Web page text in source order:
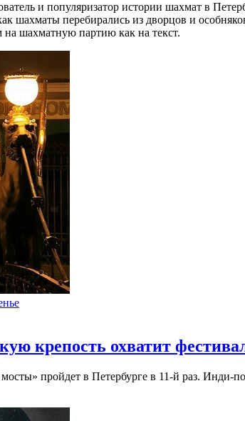
и популяризатор истории шахмат в
шахматы перебирались из дворцов и
шахматную партию как на текст.
крепость охватит
пройдет в Петербурге в 11-й раз. Инди-